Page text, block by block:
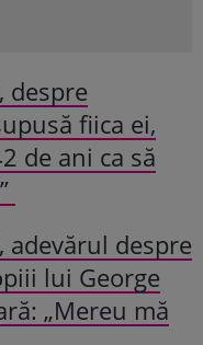
despre
fiica ei,
de ani ca să
adevărul despre
lui George
„Mereu mă